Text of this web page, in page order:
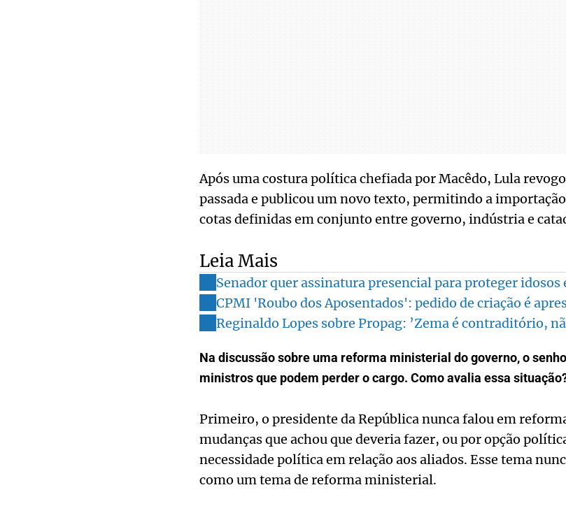
Após uma costura política chefiada por Macêdo, Lula
passada e publicou um novo texto, permitindo a
cotas definidas em conjunto entre governo, indústria e
Leia Mais
Senador quer assinatura presencial para proteger
CPMI 'Roubo dos Aposentados': pedido de criação é
Reginaldo Lopes sobre Propag: ’Zema é contraditório,
Na discussão sobre uma reforma ministerial do governo, o
ministros que podem perder o cargo. Como avalia essa
Primeiro, o presidente da República nunca falou em
mudanças que achou que deveria fazer, ou por opção
necessidade política em relação aos aliados. Esse tema
como um tema de reforma ministerial.